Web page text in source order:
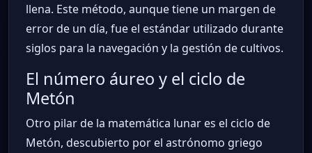
llena. Este método, aunque tiene un margen de
error de un día, fue el estándar utilizado durante
siglos para la navegación y la gestión de cultivos.
El número áureo y el ciclo de
Metón
Otro pilar de la matemática lunar es el ciclo de
Metón, descubierto por el astrónomo griego